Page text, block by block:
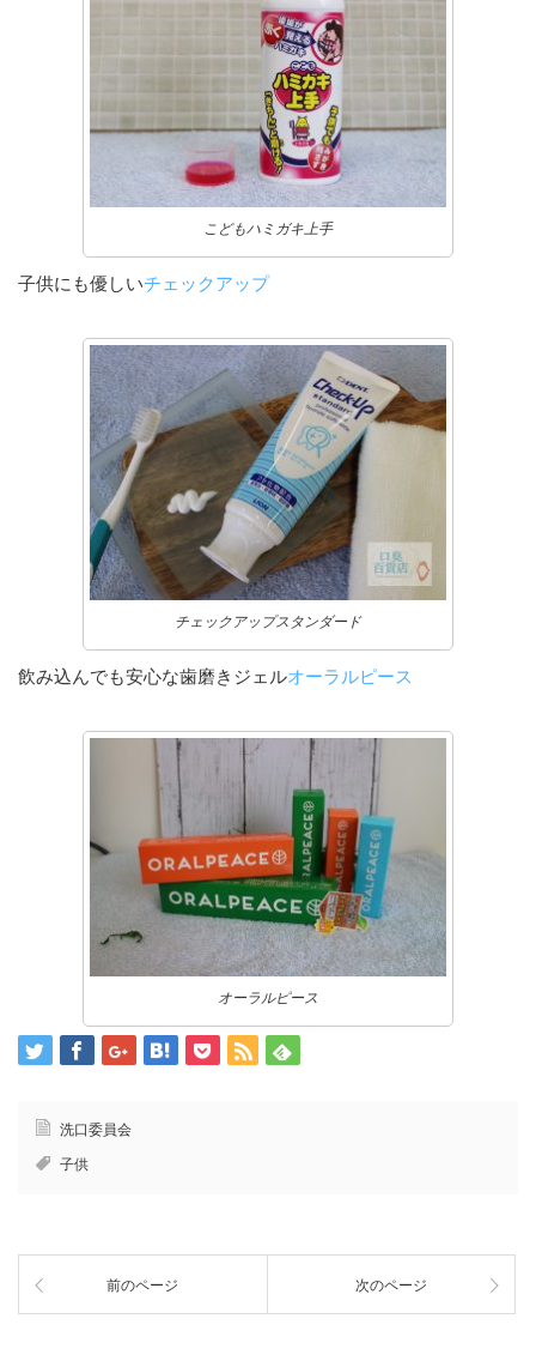
こどもハミガキ上手
子供にも優しいチェックアップ
チェックアップスタンダード
飲み込んでも安心な歯磨きジェルオーラルピース
オーラルピース
洗口委員会
子供
前のページ 次のページ